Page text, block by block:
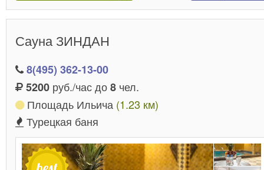
Сауна ЗИНДАН
8(495) 362-13-00
5200 руб./час до8 чел.
Площадь Ильича (1.23 км)
Турецкая баня